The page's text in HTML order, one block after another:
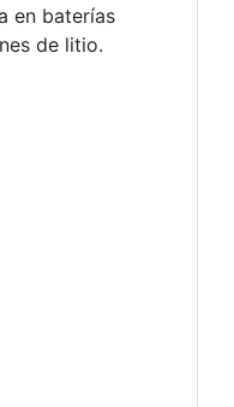
en baterías
de litio.